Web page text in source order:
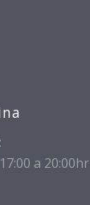
a 20:00hr